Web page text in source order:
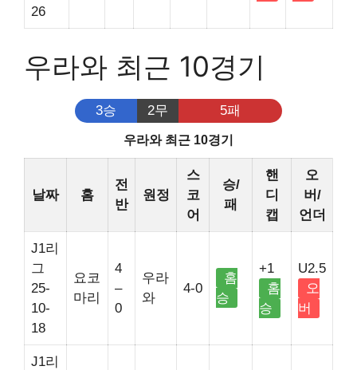
26
우라와 최근 10경기
3승 2무 5패
우라와 최근 10경기
날짜 홈
전
반
원정
스
코
어
승/
패
핸
디
캡
오
버/
언더
J1리
그
25-
10-
18
요코
마리
4
–
0
우라
와
4-0
홈
승
+1
홈
승
U2.5
오
버
J1리